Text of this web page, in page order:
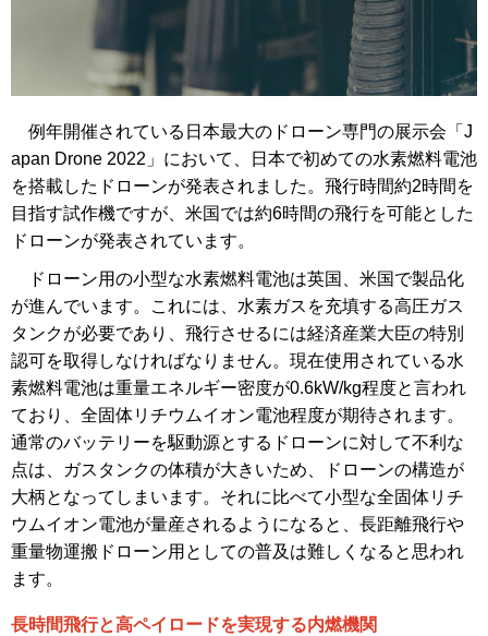
例年開催されている日本最大のドローン専門の展示会「J
apan Drone 2022」において、日本で初めての水素燃料電池
を搭載したドローンが発表されました。飛行時間約2時間を
目指す試作機ですが、米国では約6時間の飛行を可能とした
ドローンが発表されています。
ドローン用の小型な水素燃料電池は英国、米国で製品化
が進んでいます。これには、水素ガスを充填する高圧ガス
タンクが必要であり、飛行させるには経済産業大臣の特別
認可を取得しなければなりません。現在使用されている水
素燃料電池は重量エネルギー密度が0.6kW/kg程度と言われ
ており、全固体リチウムイオン電池程度が期待されます。
通常のバッテリーを駆動源とするドローンに対して不利な
点は、ガスタンクの体積が大きいため、ドローンの構造が
大柄となってしまいます。それに比べて小型な全固体リチ
ウムイオン電池が量産されるようになると、長距離飛行や
重量物運搬ドローン用としての普及は難しくなると思われ
ます。
長時間飛行と高ペイロードを実現する内燃機関